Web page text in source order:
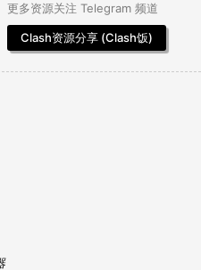
更多资源关注 Telegram 频道
Clash资源分享 (Clash饭)